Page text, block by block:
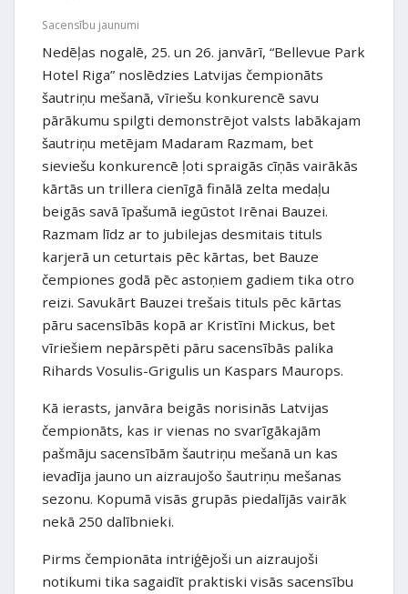
Sacensību jaunumi
Nedēļas nogalē, 25. un 26. janvārī, “Bellevue Park
Hotel Riga” noslēdzies Latvijas čempionāts
šautriņu mešanā, vīriešu konkurencē savu
pārākumu spilgti demonstrējot valsts labākajam
šautriņu metējam Madaram Razmam, bet
sieviešu konkurencē ļoti spraigās cīņās vairākās
kārtās un trillera cienīgā finālā zelta medaļu
beigās savā īpašumā iegūstot Irēnai Bauzei.
Razmam līdz ar to jubilejas desmitais tituls
karjerā un ceturtais pēc kārtas, bet Bauze
čempiones godā pēc astoņiem gadiem tika otro
reizi. Savukārt Bauzei trešais tituls pēc kārtas
pāru sacensībās kopā ar Kristīni Mickus, bet
vīriešiem nepārspēti pāru sacensībās palika
Rihards Vosulis-Grigulis un Kaspars Maurops.
Kā ierasts, janvāra beigās norisinās Latvijas
čempionāts, kas ir vienas no svarīgākajām
pašmāju sacensībām šautriņu mešanā un kas
ievadīja jauno un aizraujošo šautriņu mešanas
sezonu. Kopumā visās grupās piedalījās vairāk
nekā 250 dalībnieki.
Pirms čempionāta intriģējoši un aizraujoši
notikumi tika sagaidīt praktiski visās sacensību